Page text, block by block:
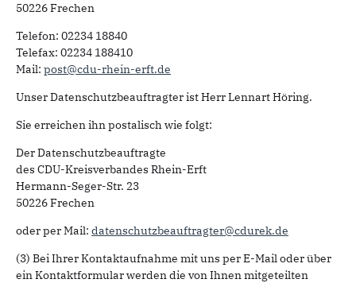
50226 Frechen
Telefon: 02234 18840
Telefax: 02234 188410
Mail: post@cdu-rhein-erft.de
Unser Datenschutzbeauftragter ist Herr Lennart Höring.
Sie erreichen ihn postalisch wie folgt:
Der Datenschutzbeauftragte
des CDU-Kreisverbandes Rhein-Erft
Hermann-Seger-Str. 23
50226 Frechen
oder per Mail: datenschutzbeauftragter@cdurek.de
(3) Bei Ihrer Kontaktaufnahme mit uns per E-Mail oder über
ein Kontaktformular werden die von Ihnen mitgeteilten